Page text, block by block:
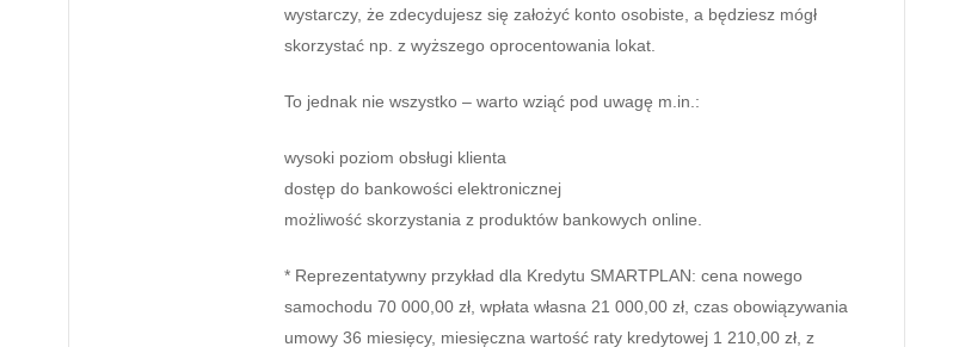
wystarczy, że zdecydujesz się założyć konto osobiste, a będziesz mógł
skorzystać np. z wyższego oprocentowania lokat.
To jednak nie wszystko – warto wziąć pod uwagę m.in.:
wysoki poziom obsługi klienta
dostęp do bankowości elektronicznej
możliwość skorzystania z produktów bankowych online.
* Reprezentatywny przykład dla Kredytu SMARTPLAN: cena nowego
samochodu 70 000,00 zł, wpłata własna 21 000,00 zł, czas obowiązywania
umowy 36 miesięcy, miesięczna wartość raty kredytowej 1 210,00 zł, z